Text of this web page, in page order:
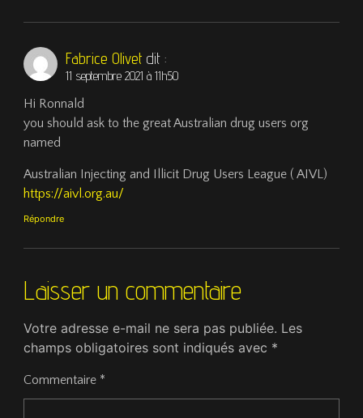
Fabrice Olivet dit :
11 septembre 2021 à 11h50
Hi Ronnald
you should ask to the great Australian drug users org
named
Australian Injecting and Illicit Drug Users League ( AIVL)
https://aivl.org.au/
Répondre
Laisser un commentaire
Votre adresse e-mail ne sera pas publiée. Les
champs obligatoires sont indiqués avec *
Commentaire *